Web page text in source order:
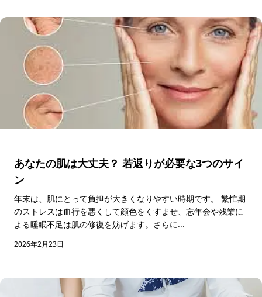
あなたの肌は大丈夫？ 若返りが必要な3つのサイ
ン
年末は、肌にとって負担が大きくなりやすい時期です。 繁忙期
のストレスは血行を悪くして顔色をくすませ、忘年会や残業に
よる睡眠不足は肌の修復を妨げます。さらに...
2026年2月23日